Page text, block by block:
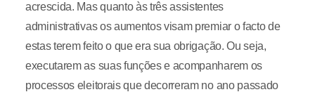
acrescida. Mas quanto às três assistentes
administrativas os aumentos visam premiar o facto de
estas terem feito o que era sua obrigação. Ou seja,
executarem as suas funções e acompanharem os
processos eleitorais que decorreram no ano passado